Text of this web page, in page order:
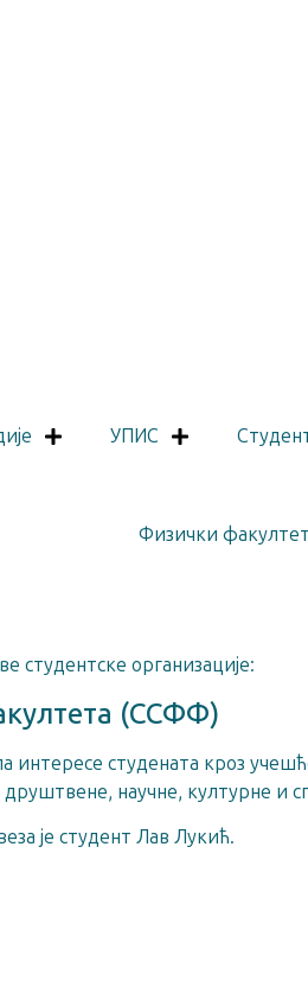
УПИС
Физички факултет
студентске организације:
(ССФФ)
интересе студената кроз
друштвене, научне, културне и
је студент Лав Лукић.